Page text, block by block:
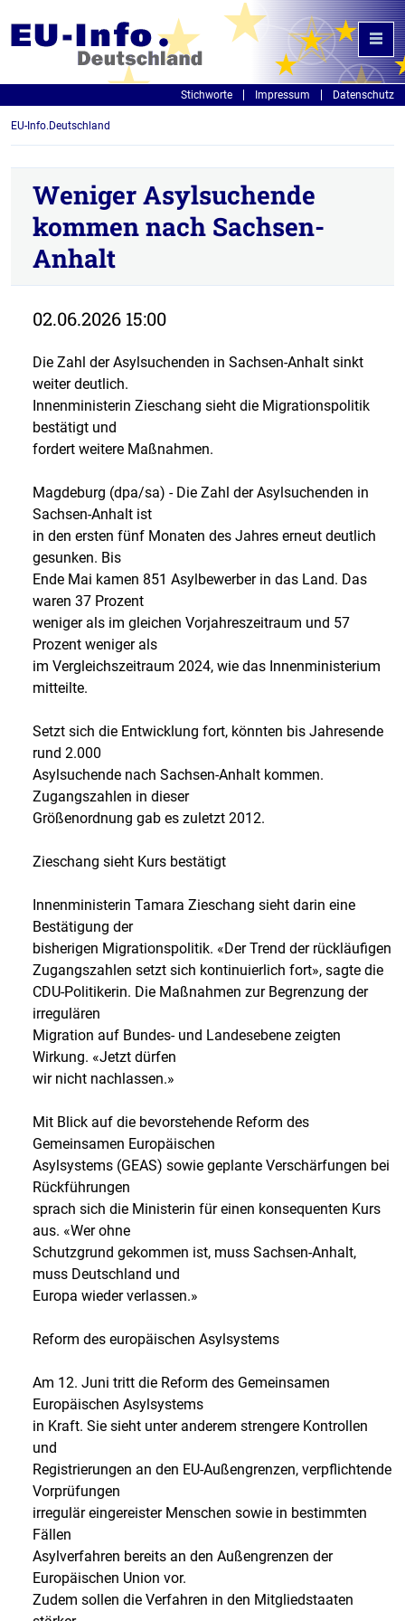
Stichworte Impressum Datenschutz
EU-Info.Deutschland
Weniger Asylsuchende
kommen nach Sachsen-
Anhalt
02.06.2026 15:00
Die Zahl der Asylsuchenden in Sachsen-Anhalt sinkt
weiter deutlich.
Innenministerin Zieschang sieht die Migrationspolitik
bestätigt und
fordert weitere Maßnahmen.
Magdeburg (dpa/sa) - Die Zahl der Asylsuchenden in
Sachsen-Anhalt ist
in den ersten fünf Monaten des Jahres erneut deutlich
gesunken. Bis
Ende Mai kamen 851 Asylbewerber in das Land. Das
waren 37 Prozent
weniger als im gleichen Vorjahreszeitraum und 57
Prozent weniger als
im Vergleichszeitraum 2024, wie das Innenministerium
mitteilte.
Setzt sich die Entwicklung fort, könnten bis Jahresende
rund 2.000
Asylsuchende nach Sachsen-Anhalt kommen.
Zugangszahlen in dieser
Größenordnung gab es zuletzt 2012.
Zieschang sieht Kurs bestätigt
Innenministerin Tamara Zieschang sieht darin eine
Bestätigung der
bisherigen Migrationspolitik. «Der Trend der rückläufigen
Zugangszahlen setzt sich kontinuierlich fort», sagte die
CDU-Politikerin. Die Maßnahmen zur Begrenzung der
irregulären
Migration auf Bundes- und Landesebene zeigten
Wirkung. «Jetzt dürfen
wir nicht nachlassen.»
Mit Blick auf die bevorstehende Reform des
Gemeinsamen Europäischen
Asylsystems (GEAS) sowie geplante Verschärfungen bei
Rückführungen
sprach sich die Ministerin für einen konsequenten Kurs
aus. «Wer ohne
Schutzgrund gekommen ist, muss Sachsen-Anhalt,
muss Deutschland und
Europa wieder verlassen.»
Reform des europäischen Asylsystems
Am 12. Juni tritt die Reform des Gemeinsamen
Europäischen Asylsystems
in Kraft. Sie sieht unter anderem strengere Kontrollen
und
Registrierungen an den EU-Außengrenzen, verpflichtende
Vorprüfungen
irregulär eingereister Menschen sowie in bestimmten
Fällen
Asylverfahren bereits an den Außengrenzen der
Europäischen Union vor.
Zudem sollen die Verfahren in den Mitgliedstaaten